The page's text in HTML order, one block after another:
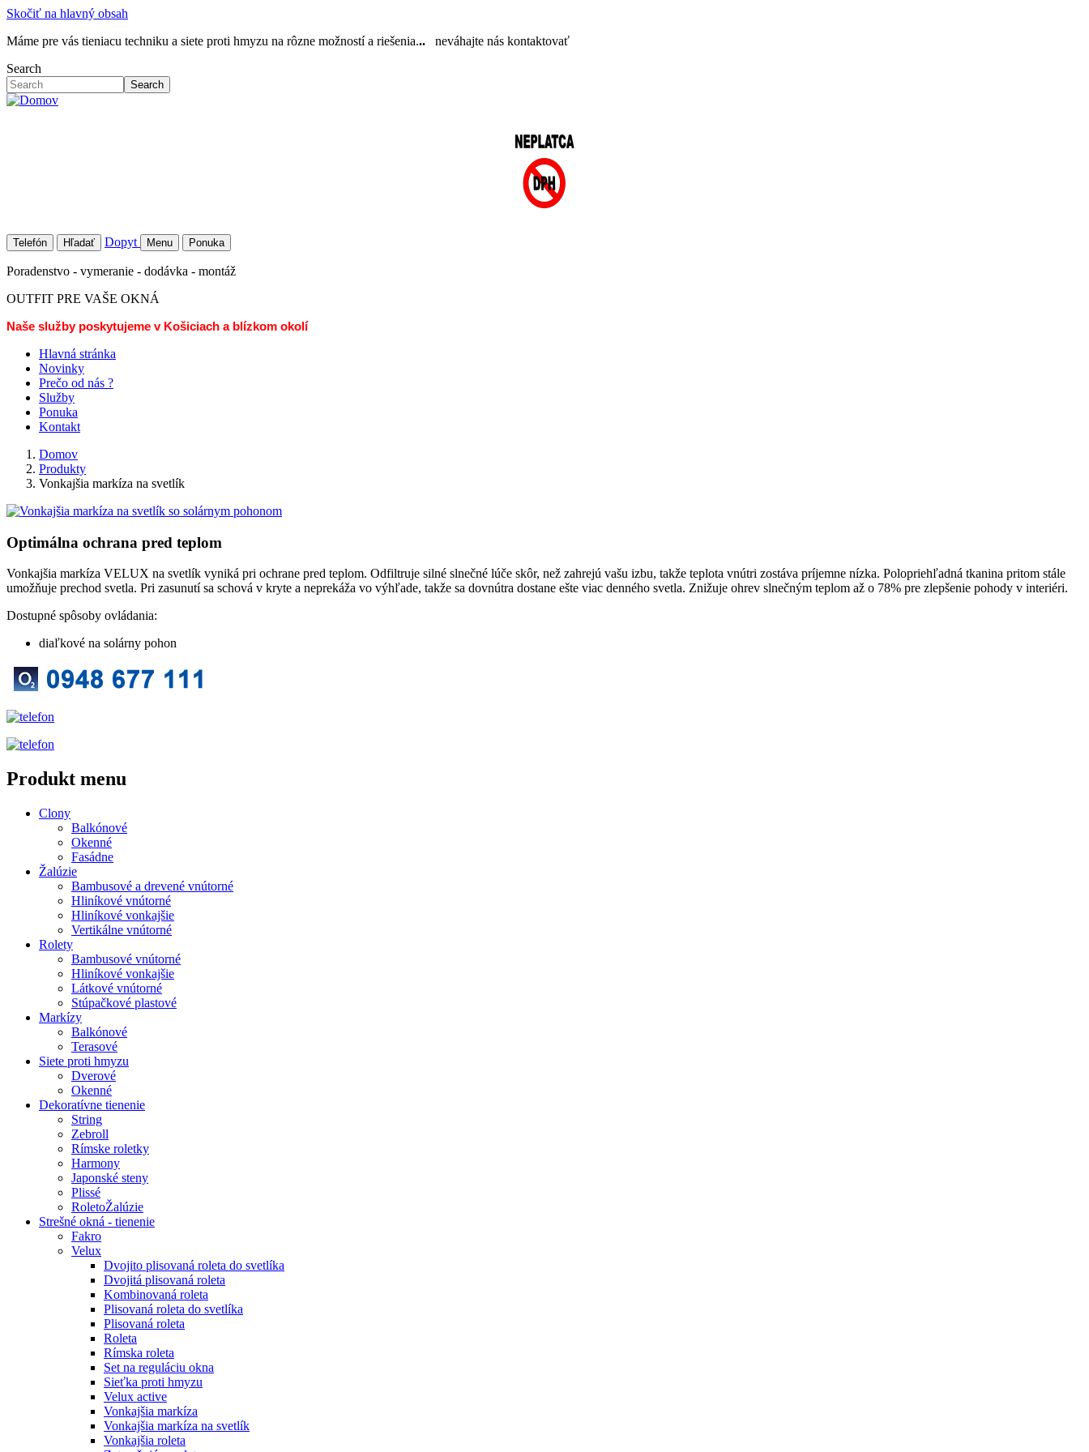
Skočiť na hlavný obsah
Máme pre vás tieniacu techniku a siete proti hmyzu na rôzne možností a riešenia...
neváhajte nás kontaktovať
Search
Search
Telefón Hľadať Dopyt Menu Ponuka
Poradenstvo - vymeranie - dodávka - montáž
OUTFIT PRE VAŠE OKNÁ
Naše služby poskytujeme v Košiciach a blízkom okolí
Hlavná stránka
Novinky
Prečo od nás ?
Služby
Ponuka
Kontakt
Domov
Produkty
Vonkajšia markíza na svetlík
Optimálna ochrana pred teplom
Vonkajšia markíza VELUX na svetlík vyniká pri ochrane pred teplom. Odfiltruje silné slnečné lúče skôr, než zahrejú vašu izbu, takže teplota vnútri zostáva príjemne nízka. Polopriehľadná tkanina pritom stále
umožňuje prechod svetla. Pri zasunutí sa schová v kryte a neprekáža vo výhľade, takže sa dovnútra dostane ešte viac denného svetla. Znižuje ohrev slnečným teplom až o 78% pre zlepšenie pohody v interiéri.
Dostupné spôsoby ovládania:
diaľkové na solárny pohon
Produkt menu
Clony
Balkónové
Okenné
Fasádne
Žalúzie
Bambusové a drevené vnútorné
Hliníkové vnútorné
Hliníkové vonkajšie
Vertikálne vnútorné
Rolety
Bambusové vnútorné
Hliníkové vonkajšie
Látkové vnútorné
Stúpačkové plastové
Markízy
Balkónové
Terasové
Siete proti hmyzu
Dverové
Okenné
Dekoratívne tienenie
String
Zebroll
Rímske roletky
Harmony
Japonské steny
Plissé
RoletoŽalúzie
Strešné okná - tienenie
Fakro
Velux
Dvojito plisovaná roleta do svetlíka
Dvojitá plisovaná roleta
Kombinovaná roleta
Plisovaná roleta do svetlíka
Plisovaná roleta
Roleta
Rímska roleta
Set na reguláciu okna
Sieťka proti hmyzu
Velux active
Vonkajšia markíza
Vonkajšia markíza na svetlík
Vonkajšia roleta